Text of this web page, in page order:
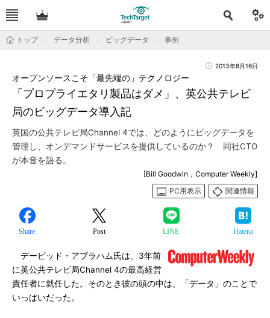
トップ データ分析 ビッグデータ 事例
2013年8月16日
「プロプライエタリ製品はダメ」、英公共テレビ
局のビッグデータ導入記
オープンソースこそ「最先端の」テクノロジー
英国の公共テレビ局Channel 4では、どのようにビッグデータを
管理し、オンデマンドサービスを提供しているのか？ 同社CTO
が本音を語る。
[Bill Goodwin，Computer Weekly]
PC用表示
関連情報
Share Post LINE Hatena
デービッド・アブラハム氏は、3年前
に英公共テレビ局Channel 4の最高経営
責任者に就任した。そのとき彼の頭の中は、「データ」のことで
いっぱいだった。